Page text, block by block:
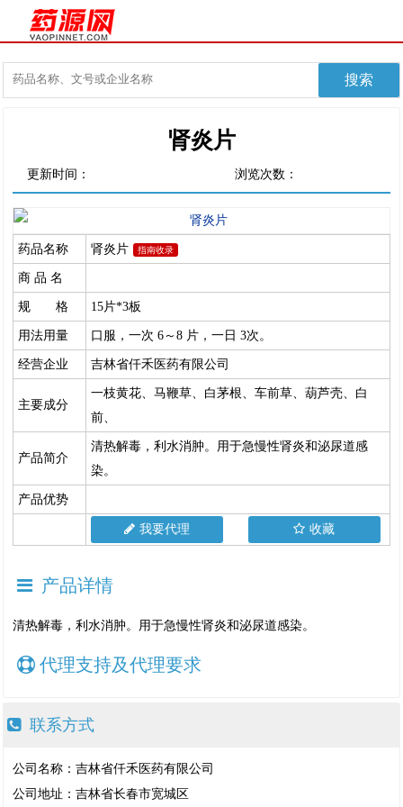
肾炎片
更新时间： 浏览次数：
药品名称 肾炎片 指南收录
商 品 名
规 格 15片*3板
用法用量 口服，一次 6～8 片，一日 3次。
经营企业 吉林省仟禾医药有限公司
主要成分
一枝黄花、马鞭草、白茅根、车前草、葫芦壳、白
前、
产品简介
清热解毒，利水消肿。用于急慢性肾炎和泌尿道感
染。
产品优势
我要代理 收藏
产品详情
清热解毒，利水消肿。用于急慢性肾炎和泌尿道感染。
代理支持及代理要求
联系方式
公司名称：吉林省仟禾医药有限公司
公司地址：吉林省长春市宽城区